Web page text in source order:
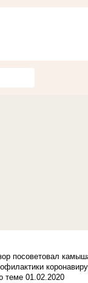
посоветовал
теме 01.02.2020